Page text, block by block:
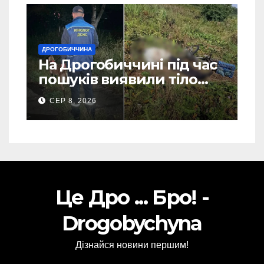
ДРОГОБИЧЧИНА
На Дрогобиччині під час
пошуків виявили тіло
зниклого чоловіка (Фото)
СЕР 8, 2026
Це Дро ... Бро! -
Drogobychyna
Дізнайся новини першим!